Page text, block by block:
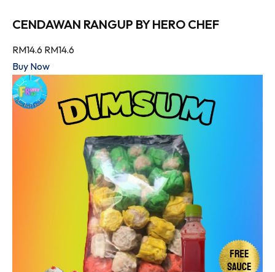
CENDAWAN RANGUP BY HERO CHEF
RM14.6 RM14.6
Buy Now